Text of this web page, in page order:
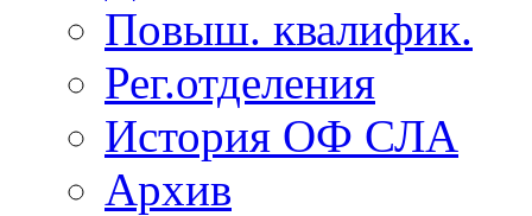
Повыш. квалифик.
Рег.отделения
История ОФ СЛА
Архив